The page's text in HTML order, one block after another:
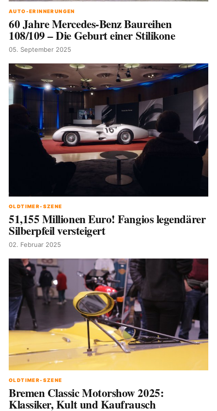
AUTO-ERINNERUNGEN
60 Jahre Mercedes-Benz Baureihen
108/109 – Die Geburt einer Stilikone
05. September 2025
OLDTIMER-SZENE
51,155 Millionen Euro! Fangios legendärer
Silberpfeil versteigert
02. Februar 2025
OLDTIMER-SZENE
Bremen Classic Motorshow 2025:
Klassiker, Kult und Kaufrausch